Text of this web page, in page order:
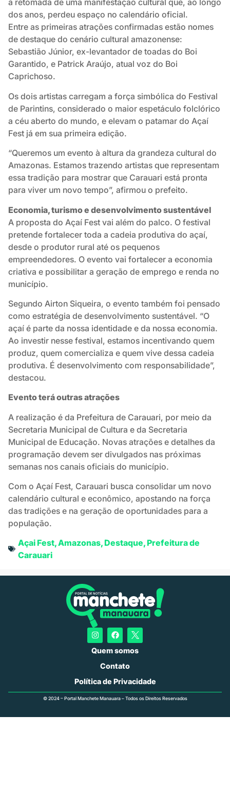
a retomada de uma manifestação cultural que, ao longo
dos anos, perdeu espaço no calendário oficial.
Entre as primeiras atrações confirmadas estão nomes
de destaque do cenário cultural amazonense:
Sebastião Júnior, ex-levantador de toadas do Boi
Garantido, e Patrick Araújo, atual voz do Boi
Caprichoso.
Os dois artistas carregam a força simbólica do Festival
de Parintins, considerado o maior espetáculo folclórico
a céu aberto do mundo, e elevam o patamar do Açaí
Fest já em sua primeira edição.
“Queremos um evento à altura da grandeza cultural do
Amazonas. Estamos trazendo artistas que representam
essa tradição para mostrar que Carauari está pronta
para viver um novo tempo”, afirmou o prefeito.
Economia, turismo e desenvolvimento sustentável
A proposta do Açaí Fest vai além do palco. O festival
pretende fortalecer toda a cadeia produtiva do açaí,
desde o produtor rural até os pequenos
empreendedores. O evento vai fortalecer a economia
criativa e possibilitar a geração de emprego e renda no
município.
Segundo Airton Siqueira, o evento também foi pensado
como estratégia de desenvolvimento sustentável. “O
açaí é parte da nossa identidade e da nossa economia.
Ao investir nesse festival, estamos incentivando quem
produz, quem comercializa e quem vive dessa cadeia
produtiva. É desenvolvimento com responsabilidade”,
destacou.
Evento terá outras atrações
A realização é da Prefeitura de Carauari, por meio da
Secretaria Municipal de Cultura e da Secretaria
Municipal de Educação. Novas atrações e detalhes da
programação devem ser divulgados nas próximas
semanas nos canais oficiais do município.
Com o Açaí Fest, Carauari busca consolidar um novo
calendário cultural e econômico, apostando na força
das tradições e na geração de oportunidades para a
população.
Açai Fest,Amazonas,Destaque,Prefeitura de
Carauari
Quem somos
Contato
Política de Privacidade
© 2024 – Portal Manchete Manauara – Todos os Direitos Reservados